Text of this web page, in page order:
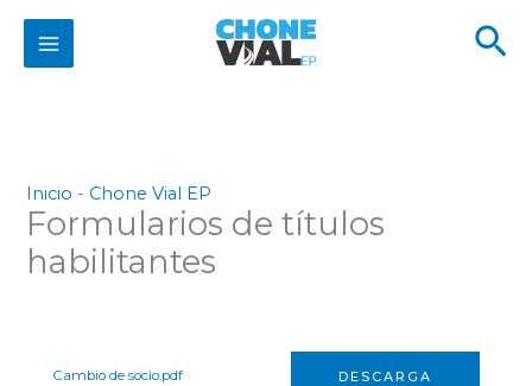
contenido
Inicio - Chone Vial EP
Formularios de títulos
habilitantes
Cambio de socio.pdf DESCARGA